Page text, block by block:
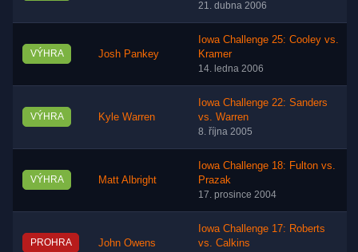
21. dubna 2006
VÝHRA Josh Pankey
Iowa Challenge 25: Cooley vs.
Kramer
14. ledna 2006
VÝHRA Kyle Warren
Iowa Challenge 22: Sanders
vs. Warren
8. října 2005
VÝHRA Matt Albright
Iowa Challenge 18: Fulton vs.
Prazak
17. prosince 2004
PROHRA John Owens
Iowa Challenge 17: Roberts
vs. Calkins